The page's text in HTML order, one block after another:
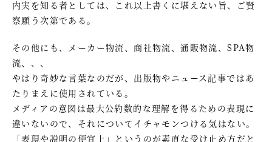
内実を知る者としては、これ以上書くに堪えない旨、ご賢
察願う次第である。
その他にも、メーカー物流、商社物流、通販物流、SPA物
流、、、
やはり奇妙な言葉なのだが、出版物やニュース記事ではあ
たりまえに使用されている。
メディアの意図は最大公約数的な理解を得るための表現に
違いないので、それについてイチャモンつける気はない。
「表現や説明の便宜上」というのが素直な受け止め方だと